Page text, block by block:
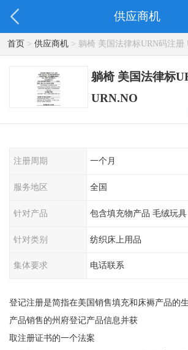
供应商机
首页> 供应商机> 躺椅 美国法律标URN码注册
躺椅 美国法律标
URN.NO
注册周期 一个月
服务地区 全国
针对产品 包含填充物产品 毛绒玩具
针对类别 纺织床上用品
集体要求 电话联系
登记注册是简指在美国销售填充和床褥产品的
产品销售的州府登记产品信息并获
取注册证书的一个法案